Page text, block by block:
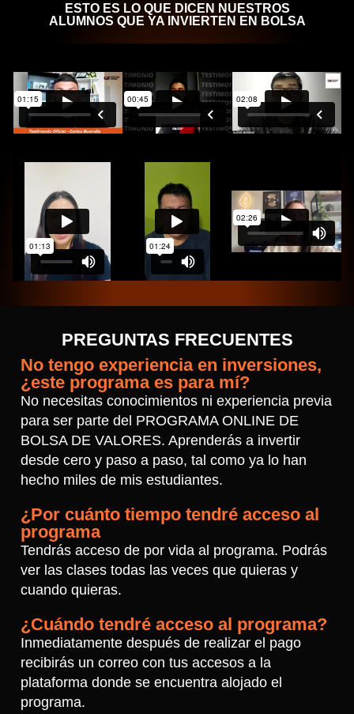
ESTO ES LO QUE DICEN NUESTROS
ALUMNOS QUE YA INVIERTEN EN BOLSA
PREGUNTAS FRECUENTES
No tengo experiencia en inversiones,
¿este programa es para mí?
No necesitas conocimientos ni experiencia previa
para ser parte del PROGRAMA ONLINE DE
BOLSA DE VALORES. Aprenderás a invertir
desde cero y paso a paso, tal como ya lo han
hecho miles de mis estudiantes.
¿Por cuánto tiempo tendré acceso al
programa
Tendrás acceso de por vida al programa. Podrás
ver las clases todas las veces que quieras y
cuando quieras.
¿Cuándo tendré acceso al programa?
Inmediatamente después de realizar el pago
recibirás un correo con tus accesos a la
plataforma donde se encuentra alojado el
programa.